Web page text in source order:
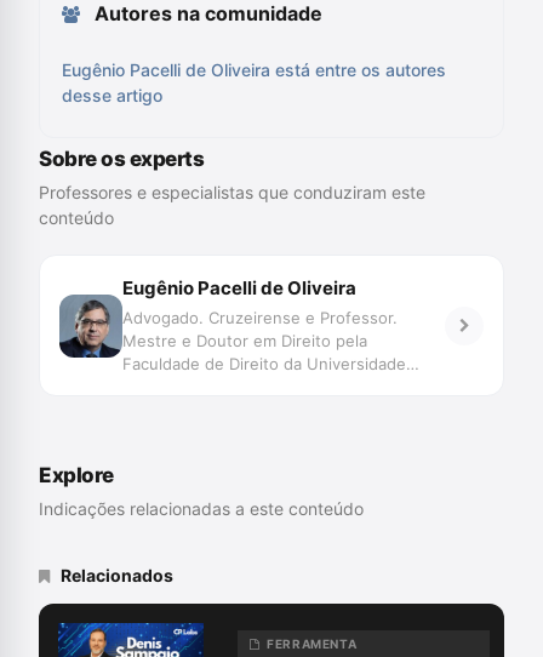
Autores na comunidade
Eugênio Pacelli de Oliveira está entre os autores
desse artigo
Sobre os experts
Professores e especialistas que conduziram este
conteúdo
Eugênio Pacelli de Oliveira
Advogado. Cruzeirense e Professor.
Mestre e Doutor em Direito pela
Faculdade de Direito da Universidade
Explore
Indicações relacionadas a este conteúdo
Relacionados
FERRAMENTA